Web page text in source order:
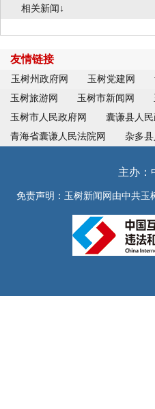
相关新闻↓
友情链接
玉树州政府网 玉树党建网
玉树旅游网
玉树市新闻网
玉树市人民政府网
囊谦县人
青海省囊谦人民法院网
杂多
主办
免责声明：玉树新闻网由中共玉